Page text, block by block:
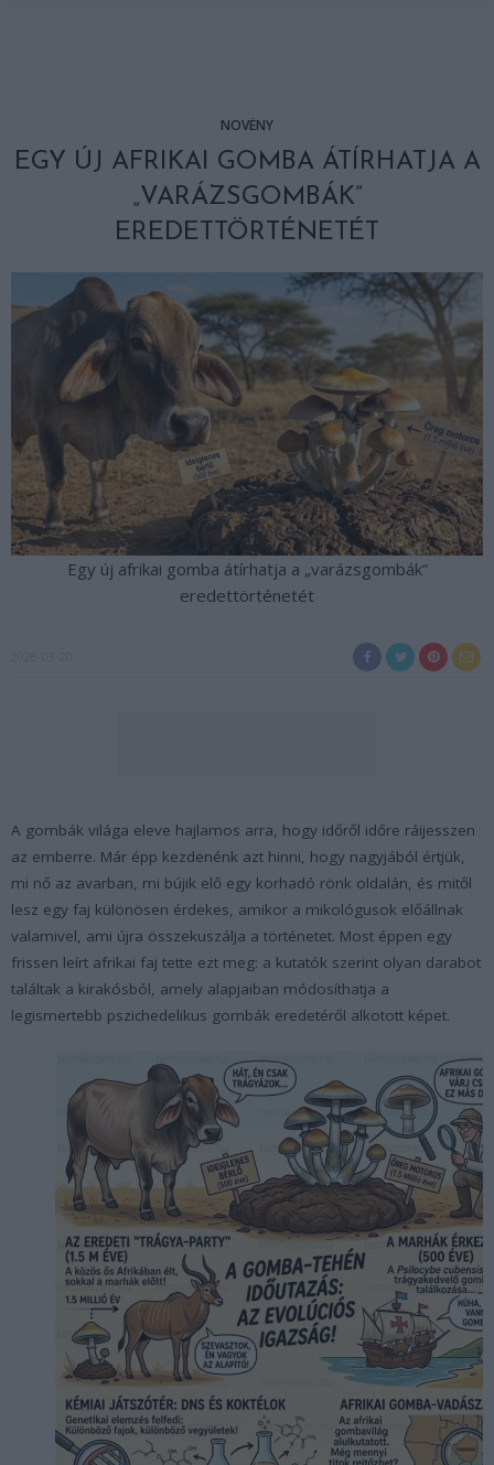
NÖVÉNY
EGY ÚJ AFRIKAI GOMBA ÁTÍRHATJA A
„VARÁZSGOMBÁK”
EREDETTÖRTÉNETÉT
Egy új afrikai gomba átírhatja a „varázsgombák”
eredettörténetét
A gombák világa eleve hajlamos arra, hogy időről időre ráijesszen
az emberre. Már épp kezdenénk azt hinni, hogy nagyjából értjük,
mi nő az avarban, mi bújik elő egy korhadó rönk oldalán, és mitől
lesz egy faj különösen érdekes, amikor a mikológusok előállnak
valamivel, ami újra összekuszálja a történetet. Most éppen egy
frissen leírt afrikai faj tette ezt meg: a kutatók szerint olyan darabot
találtak a kirakósból, amely alapjaiban módosíthatja a
legismertebb pszichedelikus gombák eredetéről alkotott képet.